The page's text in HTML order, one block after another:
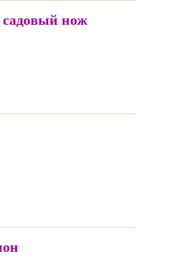
садовый нож